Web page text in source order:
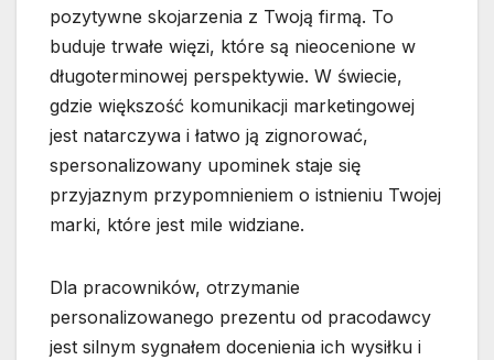
pozytywne skojarzenia z Twoją firmą. To
buduje trwałe więzi, które są nieocenione w
długoterminowej perspektywie. W świecie,
gdzie większość komunikacji marketingowej
jest natarczywa i łatwo ją zignorować,
spersonalizowany upominek staje się
przyjaznym przypomnieniem o istnieniu Twojej
marki, które jest mile widziane.
Dla pracowników, otrzymanie
personalizowanego prezentu od pracodawcy
jest silnym sygnałem docenienia ich wysiłku i